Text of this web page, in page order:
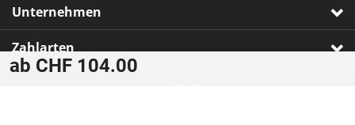
ab CHF 104.00
Unternehmen
Zahlarten